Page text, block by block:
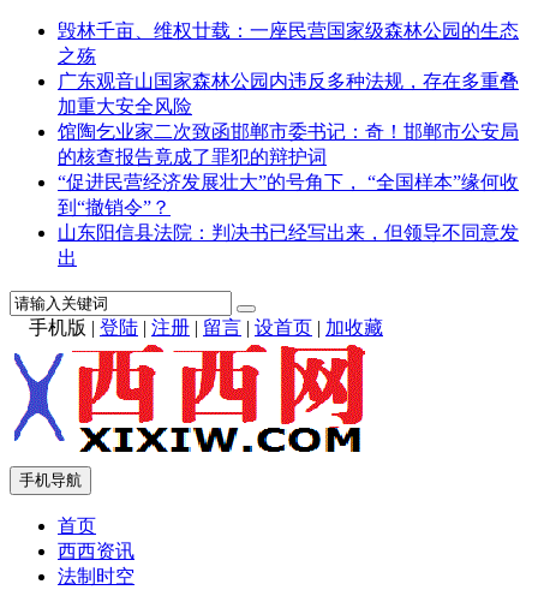
毁林千亩、维权廿载：一座民营国家级森林公园的生态
之殇
广东观音山国家森林公园内违反多种法规，存在多重叠
加重大安全风险
馆陶乞业家二次致函邯郸市委书记：奇！邯郸市公安局
的核查报告竟成了罪犯的辩护词
“促进民营经济发展壮大”的号角下， “全国样本”缘何收
到“撤销令”？
山东阳信县法院：判决书已经写出来，但领导不同意发
出
手机版 | 登陆 | 注册 | 留言 | 设首页 | 加收藏
手机导航
首页
西西资讯
法制时空